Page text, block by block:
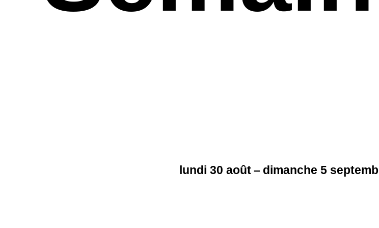
lundi 30 août – dimanche 5